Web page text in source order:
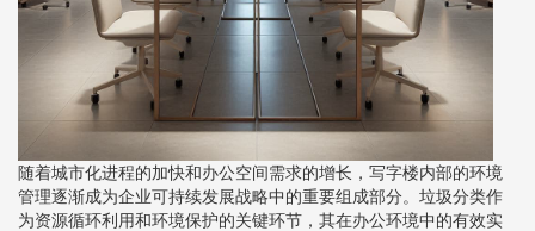
随着城市化进程的加快和办公空间需求的增长，写字楼内部的环境
管理逐渐成为企业可持续发展战略中的重要组成部分。垃圾分类作
为资源循环利用和环境保护的关键环节，其在办公环境中的有效实